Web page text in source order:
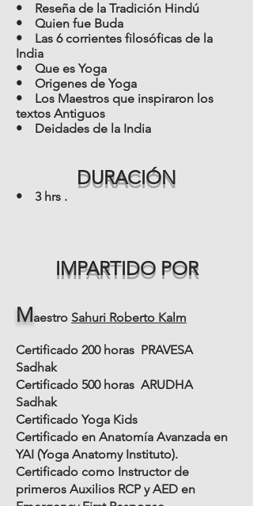
• Reseña de la Tradición Hindú
• Quien fue Buda
• Las 6 corrientes filosóficas de la
India
• Que es Yoga
• Origenes de Yoga
• Los Maestros que inspiraron los
textos Antiguos
• Deidades de la India
DURACIÓN
• 3 hrs .
IMPARTIDO POR
Maestro Sahuri Roberto Kalm
Certificado 200 horas PRAVESA
Sadhak
Certificado 500 horas ARUDHA
Sadhak
Certificado Yoga Kids
Certificado en Anatomía Avanzada en
YAI (Yoga Anatomy Instituto).
Certificado como Instructor de
primeros Auxilios RCP y AED en